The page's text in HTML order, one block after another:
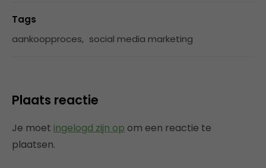
Tags
aankoopproces, social media marketing
Plaats reactie
Je moet ingelogd zijn op om een reactie te
plaatsen.